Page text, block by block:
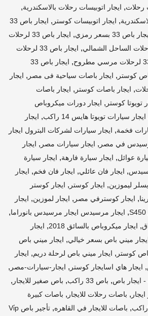
رحلات, ايجار اتوبيسات رحلات بالاسكندرية,
, ايجار اتوبيسات كوستر ,
ايجار باص 33
باص 33 بسعر رمزي ,
ايجار باص 33 لرحلات
,
ايجار باص 33 لرحلات
,
ايجار باص 33
كوستر , ايجار باصات سياحية فى مصر , ايجار
, ايجار باصات كوستر , ايجار باصات
تويوتا كوستر , ايجار دورات ميكروباص
ايجار سيارات تويوتا هايس 14 راكب , ايجار
فخمة, ايجار سيارات لشركات البترول ايجار
في مصر , ايجار سيارات مصر , ايجار
عوائل, ايجار سيارة فارهة, ايجار سيارة
, ايجار فان عائلي, ايجار فان فخم, ايجار
ليموزين, ايجار كوستر , ايجار كوستر
, ايجار كوسترفي مصر , ايجار لموزين, ايجار
, ايجار مرسيدس ايجار مرسيدس بانوراما,
, ايجار ميكروباص بالسائق 2018 , ايجار
ميني باص بسعر خيالي, ايجار ميني باص
كوستر , ايجار ميني باص لرحلة دريم, ايجار
, ايجار هاي اسايجار كوستر , ايجار-سيارات-مصر ,
ايجار باص, باص 33 راكب , باص صغير للايجار ,
, باصات رحلات للايجار , باصات كبيرة
, باصات للايجار في القاهره,
تأجير باص Vi̇p